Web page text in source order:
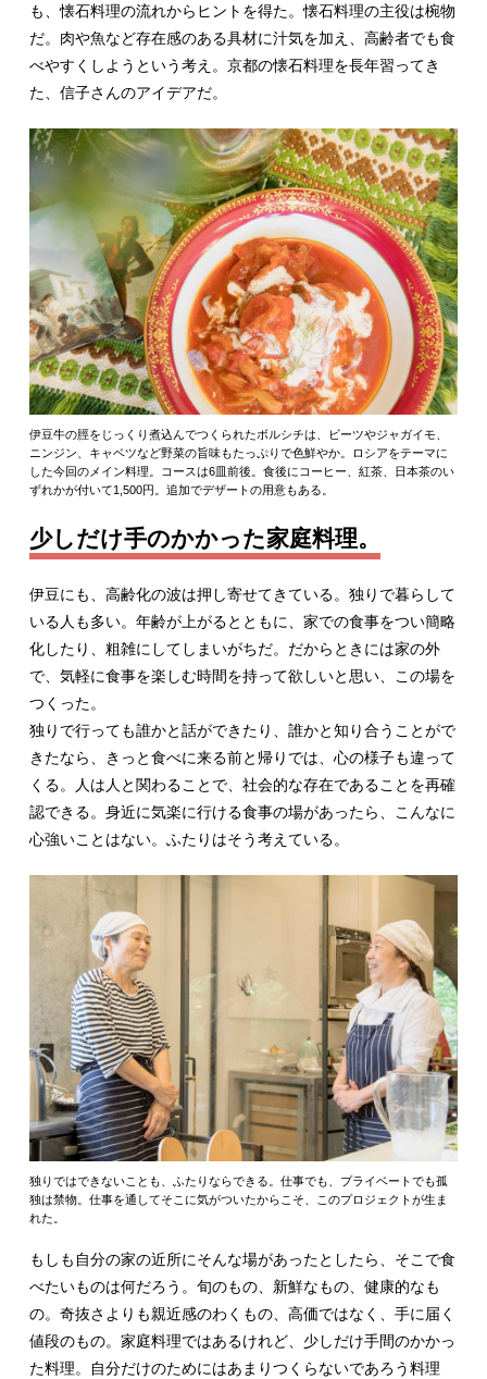
も、懐石料理の流れからヒントを得た。懐石料理の主役は椀物
だ。肉や魚など存在感のある具材に汁気を加え、高齢者でも食
べやすくしようという考え。京都の懐石料理を長年習ってき
た、信子さんのアイデアだ。
伊豆牛の脛をじっくり煮込んでつくられたボルシチは、ビーツやジャガイモ、
ニンジン、キャベツなど野菜の旨味もたっぷりで色鮮やか。ロシアをテーマに
した今回のメイン料理。コースは6皿前後。食後にコーヒー、紅茶、日本茶のい
ずれかが付いて1,500円。追加でデザートの用意もある。
少しだけ手のかかった家庭料理。
伊豆にも、高齢化の波は押し寄せてきている。独りで暮らして
いる人も多い。年齢が上がるとともに、家での食事をつい簡略
化したり、粗雑にしてしまいがちだ。だからときには家の外
で、気軽に食事を楽しむ時間を持って欲しいと思い、この場を
つくった。
独りで行っても誰かと話ができたり、誰かと知り合うことがで
きたなら、きっと食べに来る前と帰りでは、心の様子も違って
くる。人は人と関わることで、社会的な存在であることを再確
認できる。身近に気楽に行ける食事の場があったら、こんなに
心強いことはない。ふたりはそう考えている。
独りではできないことも、ふたりならできる。仕事でも、プライベートでも孤
独は禁物。仕事を通してそこに気がついたからこそ、このプロジェクトが生ま
れた。
もしも自分の家の近所にそんな場があったとしたら、そこで食
べたいものは何だろう。旬のもの、新鮮なもの、健康的なも
の。奇抜さよりも親近感のわくもの、高価ではなく、手に届く
値段のもの。家庭料理ではあるけれど、少しだけ手間のかかっ
た料理。自分だけのためにはあまりつくらないであろう料理